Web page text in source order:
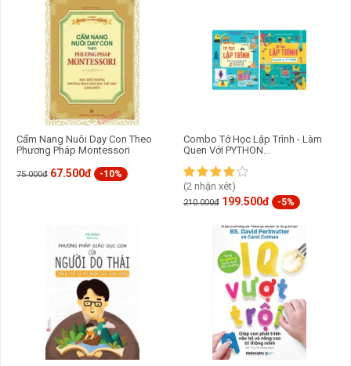
Cẩm Nang Nuôi Dạy Con Theo
Phương Pháp Montessori
75.000đ 67.500đ -10%
Combo Tớ Học Lập Trình - Làm
Quen Với PYTHON...
(2 nhận xét)
210.000đ 199.500đ -5%